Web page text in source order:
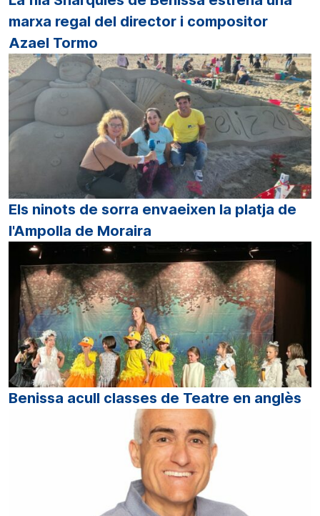
marxa regal del director i compositor
Azael Tormo
Els ninots de sorra envaeixen la platja de
l'Ampolla de Moraira
Benissa acull classes de Teatre en anglès